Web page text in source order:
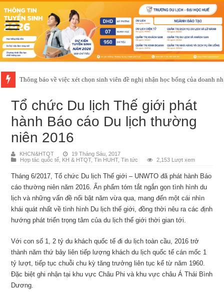
Thông báo về việc xét chọn sinh viên đề nghị nhận học bổng của doanh
Tổ chức Du lịch Thế giới phát
hành Báo cáo Du lịch thường
niên 2016
KHCN&HTQT
19 Tháng Sáu, 2017
Hợp tác quốc tế KH & HTQT,Tin HUHT,Tin tức 2,153 Lượt xem
Tháng 6/2017, Tổ chức Du lịch Thế giới – UNWTO đã phát hành Báo
cáo thường niên năm 2016. Ấn phẩm tóm tắt ngắn gọn tình hình du
lịch và những vấn đề nổi bật năm vừa qua, mang đến một cái nhìn
khái quát nhất về tình hình Du lịch thế giới, đồng thời nêu ra các định
hướng phát triển trọng tâm của du lịch thế giới thời gian tới.
Với con số 1, 2 tỷ du khách quốc tế đi du lịch toàn cầu, 2016 trở
thành năm thứ bảy liên tiếp lượng khách du lịch quốc tế cán mốc 1
tỷ lượt, tiếp tục chuỗi chu kỳ tăng trưởng liên tục kể từ năm 1960.
Đặc biệt ghi nhận tại khu vực Châu Phi và khu vực châu Á Thái Bình
Dương.